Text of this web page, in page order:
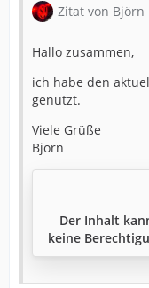
Zitat von Björn
Hallo zusammen,
ich habe den
genutzt.
Viele Grüße
Björn
Der Inhalt
keine